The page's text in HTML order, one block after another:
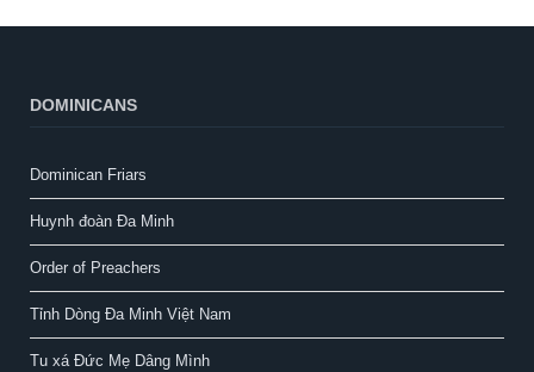
DOMINICANS
Dominican Friars
Huynh đoàn Đa Minh
Order of Preachers
Tỉnh Dòng Đa Minh Việt Nam
Tu xá Đức Mẹ Dâng Mình